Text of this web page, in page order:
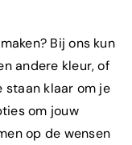
Bij ons kun
andere kleur, of
staan klaar om je
om jouw
op de wensen